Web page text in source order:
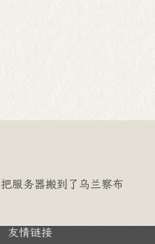
把服务器搬到了乌兰察布
友情链接